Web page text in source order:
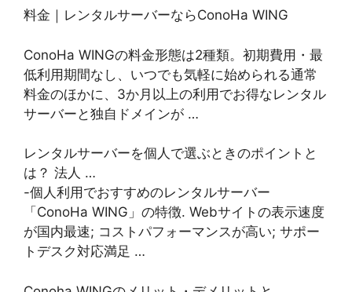
料金｜レンタルサーバーならConoHa WING
ConoHa WINGの料金形態は2種類。初期費用・最
低利用期間なし、いつでも気軽に始められる通常
料金のほかに、3か月以上の利用でお得なレンタル
サーバーと独自ドメインが …
レンタルサーバーを個人で選ぶときのポイントと
は？ 法人 …
-個人利用でおすすめのレンタルサーバー
「ConoHa WING」の特徴. Webサイトの表示速度
が国内最速; コストパフォーマンスが高い; サポー
トデスク対応満足 …